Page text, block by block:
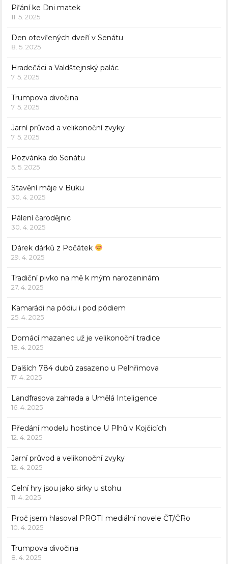
Přání ke Dni matek
11. 5. 2025
Den otevřených dveří v Senátu
8. 5. 2025
Hradečáci a Valdštejnský palác
7. 5. 2025
Trumpova divočina
7. 5. 2025
Jarní průvod a velikonoční zvyky
7. 5. 2025
Pozvánka do Senátu
5. 5. 2025
Stavění máje v Buku
30. 4. 2025
Pálení čarodějnic
30. 4. 2025
Dárek dárků z Počátek
29. 4. 2025
Tradiční pivko na mě k mým narozeninám
27. 4. 2025
Kamarádi na pódiu i pod pódiem
25. 4. 2025
Domácí mazanec už je velikonoční tradice
18. 4. 2025
Dalších 784 dubů zasazeno u Pelhřimova
17. 4. 2025
Landfrasova zahrada a Umělá Inteligence
16. 4. 2025
Předání modelu hostince U Plhů v Kojčicích
12. 4. 2025
Jarní průvod a velikonoční zvyky
12. 4. 2025
Celní hry jsou jako sirky u stohu
11. 4. 2025
Proč jsem hlasoval PROTI mediální novele ČT/ČRo
10. 4. 2025
Trumpova divočina
8. 4. 2025